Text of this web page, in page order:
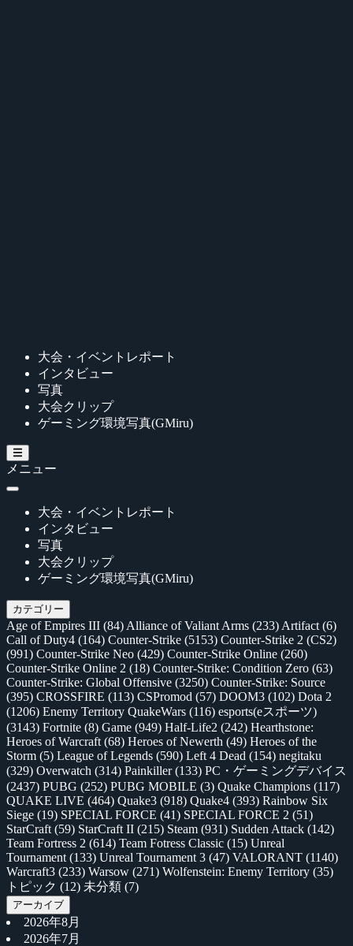
大会・イベントレポート
インタビュー
写真
大会クリップ
ゲーミング環境写真(GMiru)
メニュー
大会・イベントレポート
インタビュー
写真
大会クリップ
ゲーミング環境写真(GMiru)
カテゴリー
Age of Empires III (84) Alliance of Valiant Arms (233) Artifact (6)
Call of Duty4 (164) Counter-Strike (5153) Counter-Strike 2 (CS2)
(991) Counter-Strike Neo (429) Counter-Strike Online (260)
Counter-Strike Online 2 (18) Counter-Strike: Condition Zero (63)
Counter-Strike: Global Offensive (3250) Counter-Strike: Source
(395) CROSSFIRE (113) CSPromod (57) DOOM3 (102) Dota 2
(1206) Enemy Territory QuakeWars (116) esports(eスポーツ)
(3143) Fortnite (8) Game (949) Half-Life2 (242) Hearthstone:
Heroes of Warcraft (68) Heroes of Newerth (49) Heroes of the
Storm (5) League of Legends (590) Left 4 Dead (154) negitaku
(329) Overwatch (314) Painkiller(133) PC・ゲーミングデバイス
(2437) PUBG (252) PUBG MOBILE (3) Quake Champions (117)
QUAKE LIVE (464) Quake3 (918) Quake4 (393) Rainbow Six
Siege (19) SPECIAL FORCE (41) SPECIAL FORCE 2 (51)
StarCraft (59) StarCraft II (215) Steam (931) Sudden Attack (142)
Team Fortress 2 (614) Team Fotress Classic (15) Unreal
Tournament (133) Unreal Tournament 3 (47) VALORANT (1140)
Warcraft3 (233) Warsow (271) Wolfenstein: Enemy Territory (35)
トピック (12) 未分類 (7)
アーカイブ
2026年8月
2026年7月